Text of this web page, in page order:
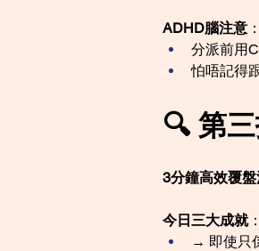
ADHD腦注意 ：
分派前用
怕唔記得
🔍 第
3分鐘高效覆
今日三大成就：
→ 即使只